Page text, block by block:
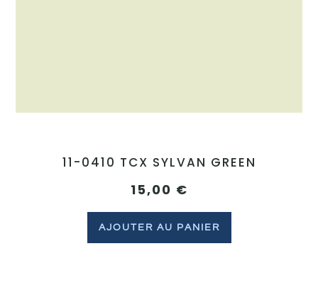
11-0410 TCX SYLVAN GREEN
15,00 €
AJOUTER AU PANIER